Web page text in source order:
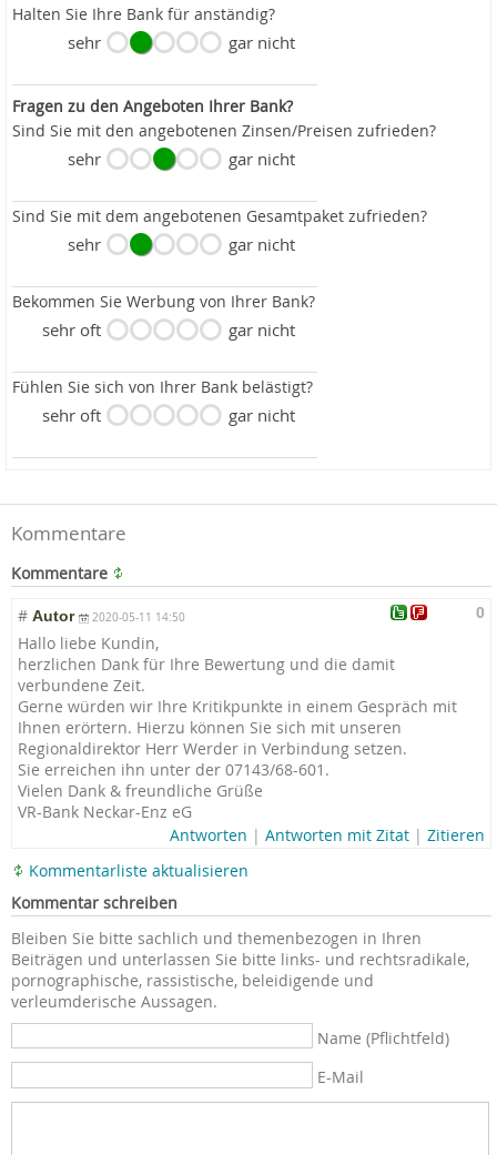
Halten Sie Ihre Bank für anständig?
sehr gar nicht
Fragen zu den Angeboten Ihrer Bank?
Sind Sie mit den angebotenen Zinsen/Preisen zufrieden?
sehr gar nicht
Sind Sie mit dem angebotenen Gesamtpaket zufrieden?
sehr gar nicht
Bekommen Sie Werbung von Ihrer Bank?
sehr oft gar nicht
Fühlen Sie sich von Ihrer Bank belästigt?
sehr oft gar nicht
Kommentare
Kommentare
0
# Autor 2020-05-11 14:50
Hallo liebe Kundin,
herzlichen Dank für Ihre Bewertung und die damit
verbundene Zeit.
Gerne würden wir Ihre Kritikpunkte in einem Gespräch mit
Ihnen erörtern. Hierzu können Sie sich mit unseren
Regionaldirektor Herr Werder in Verbindung setzen.
Sie erreichen ihn unter der 07143/68-601.
Vielen Dank & freundliche Grüße
VR-Bank Neckar-Enz eG
Antworten | Antworten mit Zitat | Zitieren
Kommentarliste aktualisieren
Kommentar schreiben
Bleiben Sie bitte sachlich und themenbezogen in Ihren
Beiträgen und unterlassen Sie bitte links- und rechtsradikale,
pornographische, rassistische, beleidigende und
verleumderische Aussagen.
Name (Pflichtfeld)
E-Mail